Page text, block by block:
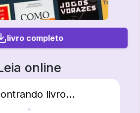
livro completo
online
livro...